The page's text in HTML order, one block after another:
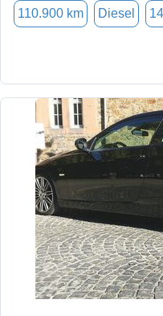
110.900 km Diesel